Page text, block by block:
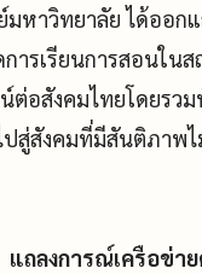
มหาวิทยาลัย ได้ออ
ารเรียนการสอนใ
ต่อสังคมไทยโดยร
สู่สังคมที่มีสันติภาพ
แถลงการณ์เครือข่า